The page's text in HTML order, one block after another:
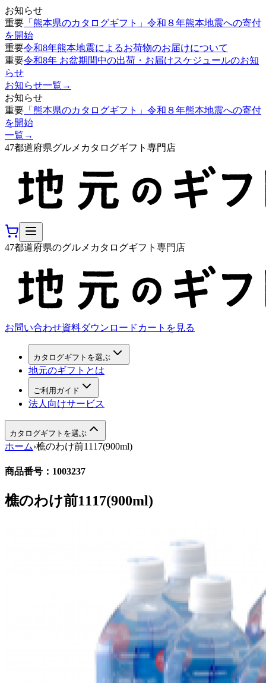
お知らせ
重要 「熊本県のカタログギフト」令和８年熊本地震への寄付
を開始
重要令和8年熊本地震によるお荷物のお届けについて
重要令和8年 お盆期間中の出荷・お届けスケジュールのお知
らせ
お知らせ一覧 →
お知らせ
重要 「熊本県のカタログギフト」令和８年熊本地震への寄付
を開始
一覧 →
47都道府県グルメカタログギフト専門店
47都道府県のグルメカタログギフト専門店
お問い合わせ資料ダウンロード カートを見る
カタログギフトを選ぶ
地元のギフトとは
ご利用ガイド
法人向けサービス
カタログギフトを選ぶ
ホーム›樵のわけ前1117(900ml)
商品番号： 1003237
樵のわけ前1117(900ml)